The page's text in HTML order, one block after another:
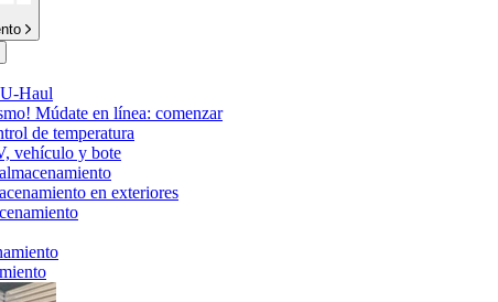
U-Haul
Múdate en línea: comenzar
de temperatura
vehículo y bote
en exteriores